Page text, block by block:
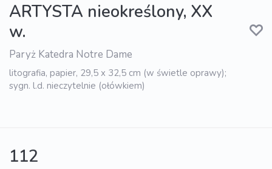
ARTYSTA nieokreślony, XX
w.
Paryż Katedra Notre Dame
litografia, papier, 29,5 x 32,5 cm (w świetle oprawy);
sygn. l.d. nieczytelnie (ołówkiem)
112